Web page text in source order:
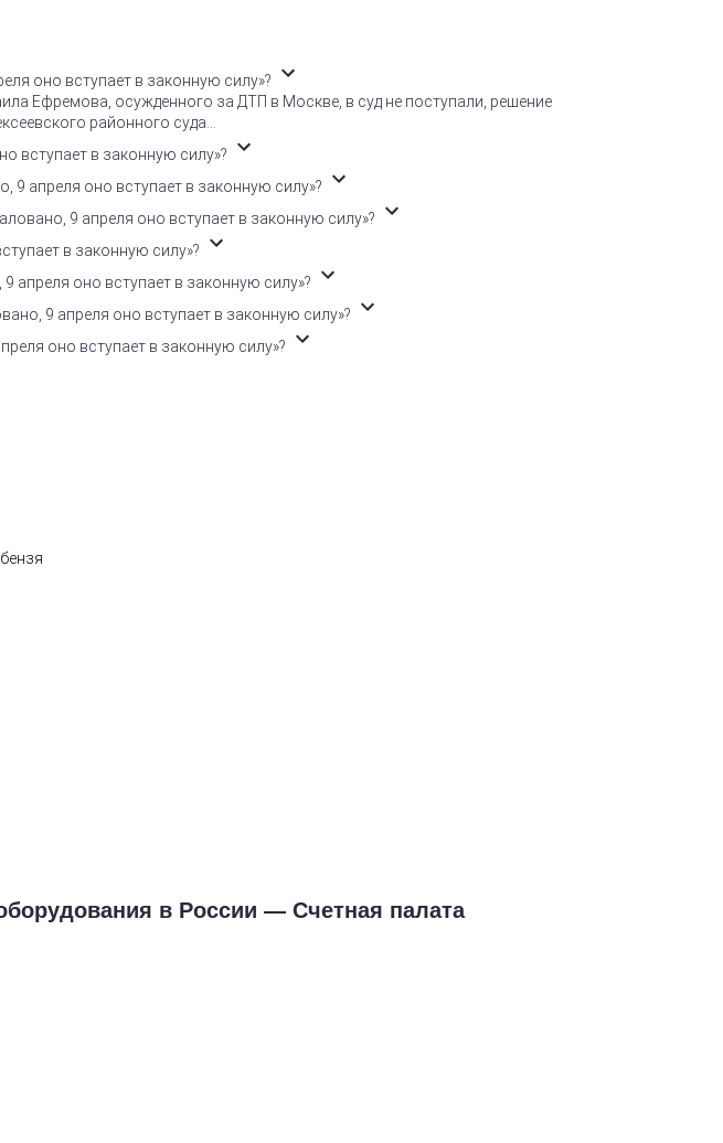
оно вступает в законную силу»?
Ефремова, осужденного за ДТП в Москве, в суд не поступали, решение
районного суда...
вступает в законную силу»?
апреля оно вступает в законную силу»?
9 апреля оно вступает в законную силу»?
в законную силу»?
оно вступает в законную силу»?
9 апреля оно вступает в законную силу»?
оно вступает в законную силу»?
в России — Счетная палата